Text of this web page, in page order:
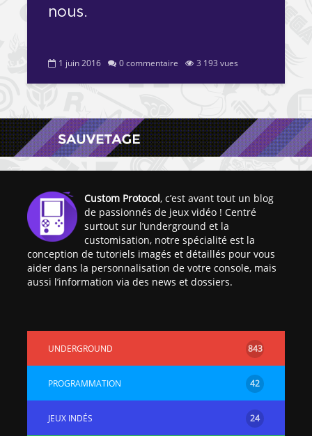
nous.
1 juin 2016 0 commentaire 3 193 vues
Custom Protocol, c’est avant tout un blog
de passionnés de jeux vidéo ! Centré
surtout sur l’underground et la
customisation, notre spécialité est la
conception de tutoriels imagés et détaillés pour vous
aider dans la personnalisation de votre console, mais
aussi l’information via des news et dossiers.
UNDERGROUND 843
PROGRAMMATION 42
JEUX INDÉS 24
[Vita] Ouverture de
KyûHEN, le nouveau
concours de
homebrews
possible avec Baryon
Sweeper !
nouveaux